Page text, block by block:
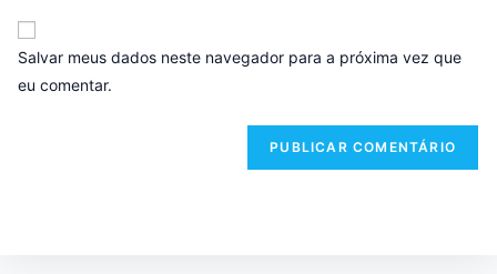
Salvar meus dados neste navegador para a próxima vez que
eu comentar.